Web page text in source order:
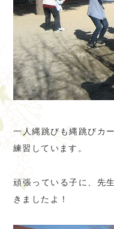
一人縄跳びも縄跳びカ
練習しています。
頑張っている子に、
きましたよ！